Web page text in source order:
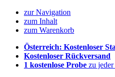
zur Navigation
zum Inhalt
zum Warenkorb
Österreich: Kostenloser
Kostenloser Rückversand
1 kostenlose Probe zu